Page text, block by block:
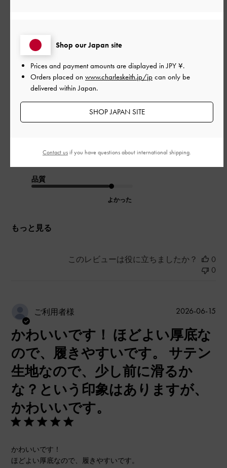
デザインがシンプルでかわいいので、どのコーデにも合いま
す。
また、つま先部分もヒールがあるので足が疲れずに歩くことが
できます。
初めて20分ほど歩きましたが、5か所ほど靴擦れをし、絆創膏だ
らけです。足に慣れるまで履き続けようと思います！
サイズ: 35/22.5cm |カラー: ブラック系
とてもよかった
品質
よかった
もっと見る
このレビューは役に立ちましたか？
0
0
ご利用者様
かわいいです！ ほどよい厚底な
ので、履きやすいです。 サテン
生地なので、少し前に滑るか
な？という印象はありますが、
かわいいです。
かわいいです！
ほどよい厚底なので、履きやすいです。
公
2026-06-15
Shop our Japan site
Prices and payment amounts are displayed inJPY ¥.
Orders placed on www.charleskeith.jp/jp can only be
delivered within Japan.
SHOP JAPAN SITE
Contact usif you have questions about international shipping.